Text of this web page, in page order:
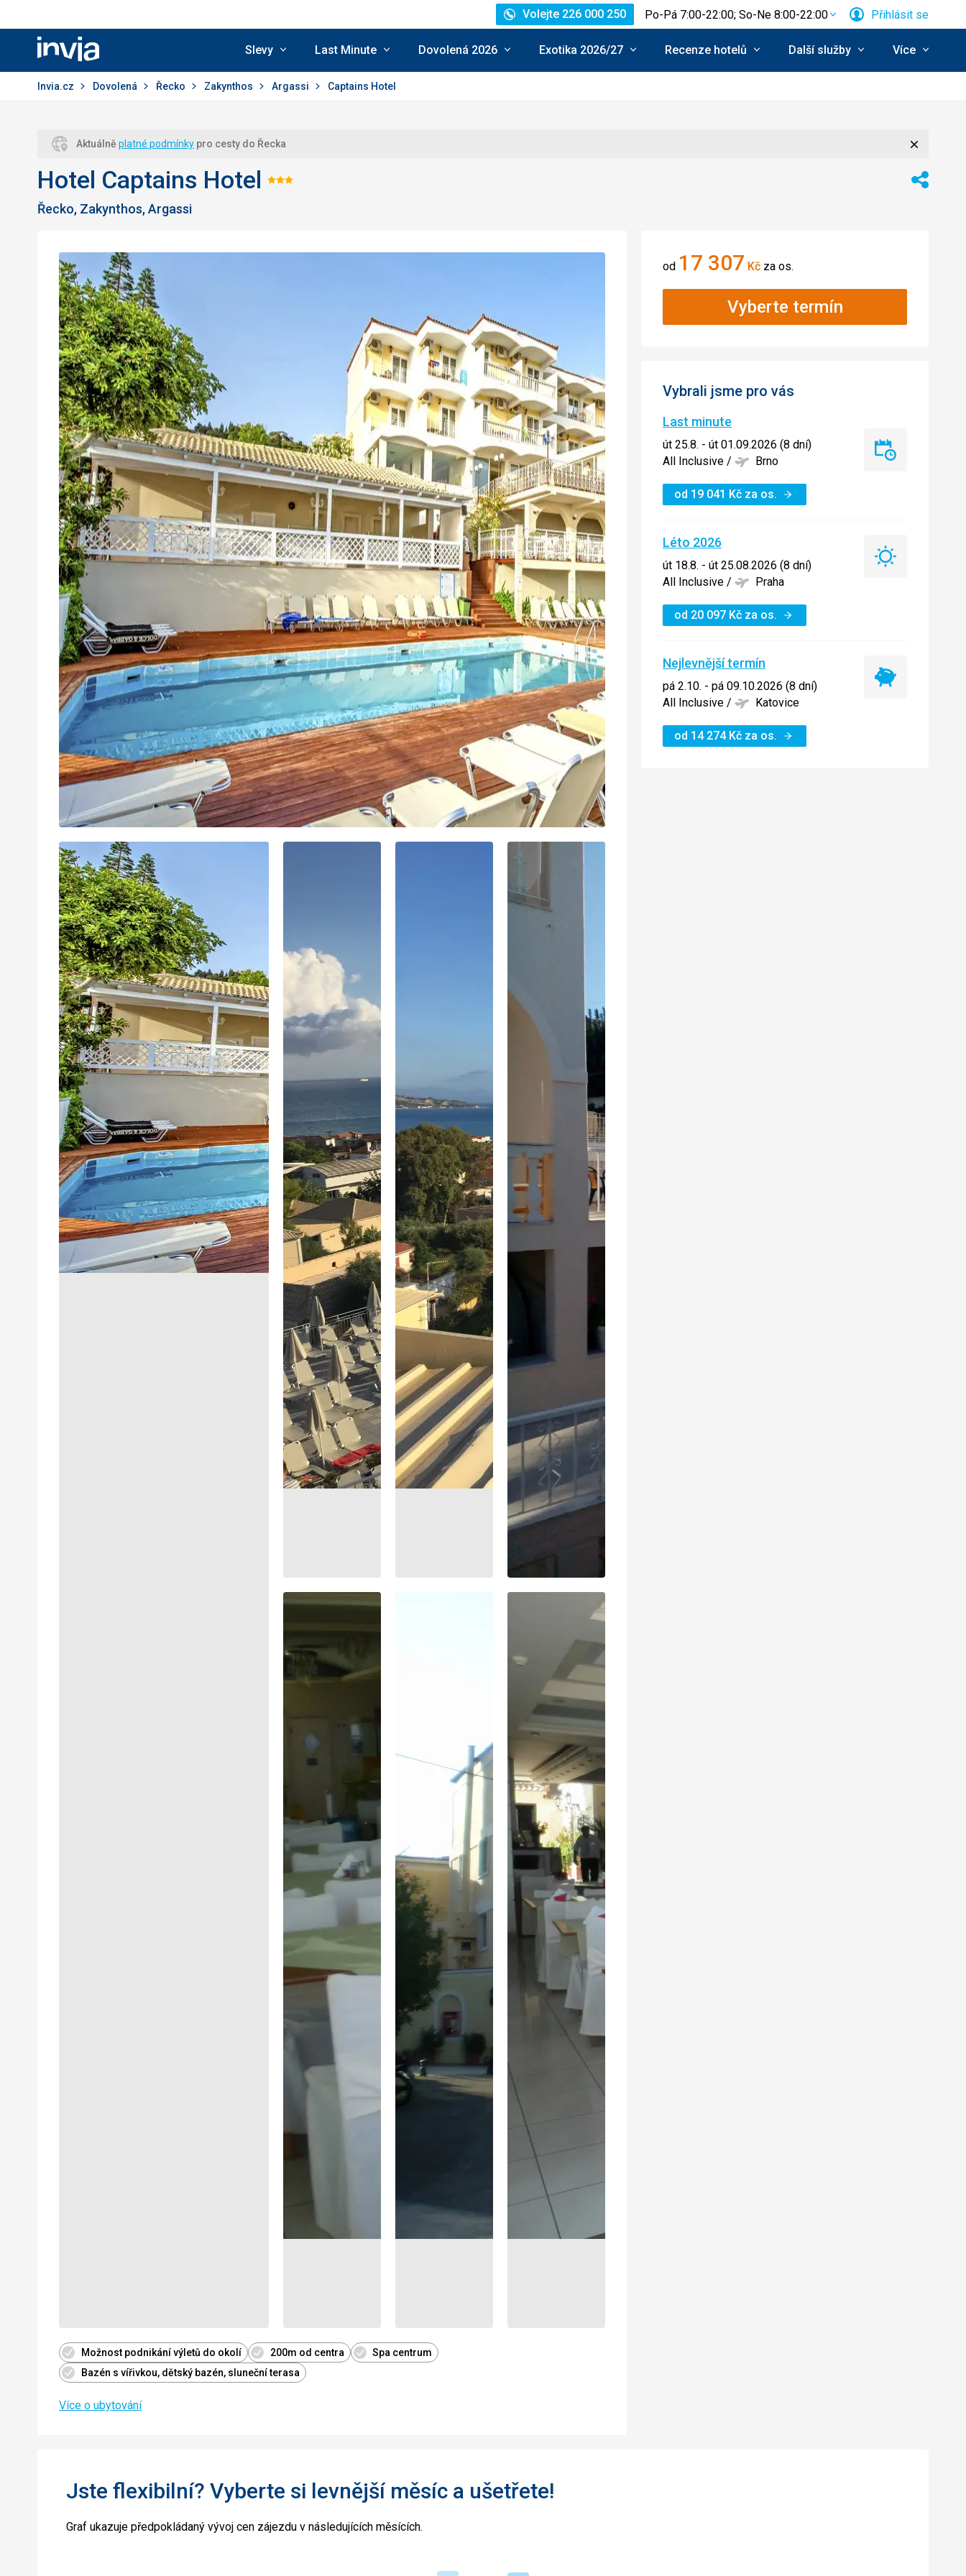
Invia.cz
Volejte 226 000 250 Po-Pá 7:00-22:00; So-Ne 8:00-22:00 Přihlásit se
Slevy Last Minute Dovolená 2026 Exotika 2026/27 Recenze hotelů Další služby Více
Invia.cz Dovolená Řecko Zakynthos Argassi Captains Hotel
Aktuálně platné podmínky pro cesty do Řecka
Hotel Captains Hotel Hodnocení:
Řecko, Zakynthos, Argassi
Sdílet
Možnost podnikání výletů do okolí 200m od centra
Spa centrum
Bazén s vířivkou, dětský bazén, sluneční terasa
Více o ubytování
od 17 307 Kč za os.
Vyberte termín
Vybrali jsme pro vás
Last minute
út 25.8. - út 01.09.2026 (8 dní)
All Inclusive / Brno
od 19 041 Kč za os.
Last
Léto 2026
út 18.8. - út 25.08.2026 (8 dní)
All Inclusive / Praha
od 20 097 Kč za os.
Léto
Nejlevnější termín
pá 2.10. - pá 09.10.2026 (8 dní)
All Inclusive / Katovice
od 14 274Kč za os.
Nejlevnější
Jste flexibilní? Vyberte si levnější měsíc a ušetřete!
Graf ukazuje předpokládaný vývoj cen zájezdu v následujících měsících.